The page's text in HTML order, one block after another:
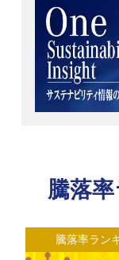
騰落率
騰落率ラン